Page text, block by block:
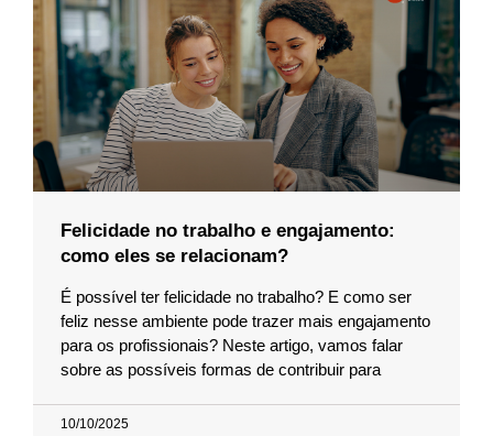
Felicidade no trabalho e engajamento:
como eles se relacionam?
É possível ter felicidade no trabalho? E como ser
feliz nesse ambiente pode trazer mais engajamento
para os profissionais? Neste artigo, vamos falar
sobre as possíveis formas de contribuir para
10/10/2025